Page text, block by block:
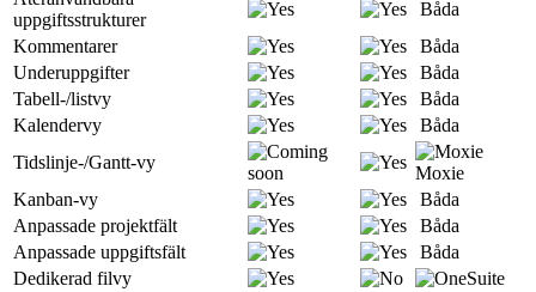
uppgiftsstrukturer
Båda
Kommentarer
Båda
Underuppgifter
Båda
Tabell-/listvy
Båda
Kalendervy
Båda
Tidslinje-/Gantt-vy
Moxie
Kanban-vy
Båda
Anpassade projektfält
Båda
Anpassade uppgiftsfält
Båda
Dedikerad filvy